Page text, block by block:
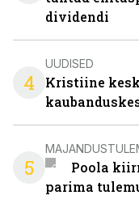
dividendi
4
UUDISED
Kristiine
5
Poola
parima